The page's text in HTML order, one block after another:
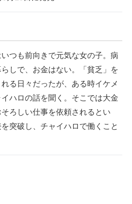
つも前向きで元気な女の子。病
しで、お金はない。「貧乏」を
る日々だったが、ある時イケメ
ハロの話を聞く。そこでは大金
ろしい仕事を依頼されるとい
突破し、チャイハロで働くこと